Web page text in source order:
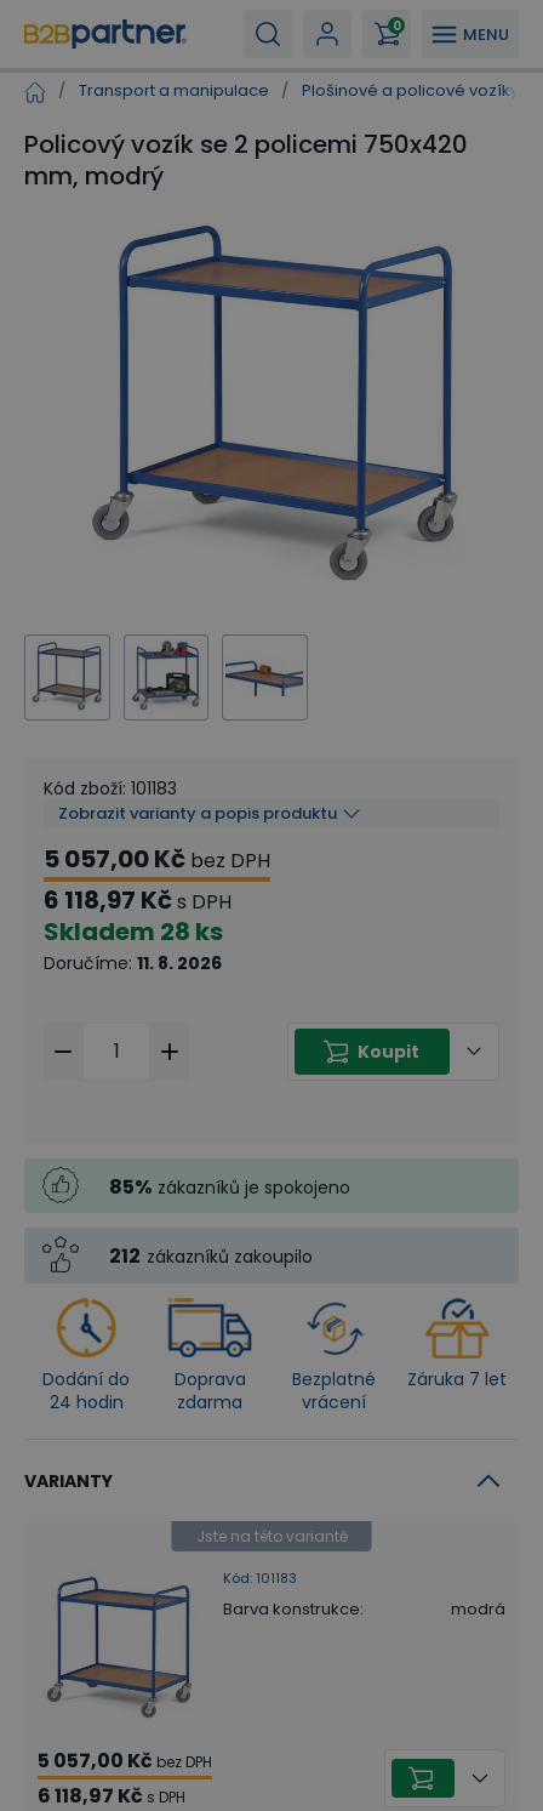
MENU
0
/ Transport a manipulace / Plošinové a policové vozíky
Policový vozík se 2 policemi 750x420
mm, modrý
Kód zboží: 101183
Zobrazit varianty a popis produktu
5 057,00 Kč bez DPH
6 118,97 Kčs DPH
Skladem 28 ks
Doručíme: 11. 8. 2026
Koupit
85% zákazníků je spokojeno
212 zákazníků zakoupilo
Dodání do
24 hodin
Doprava
zdarma
Bezplatné
vrácení
Záruka 7 let
VARIANTY
Kód: 101183
Jste na této variantě
Barva konstrukce: modrá
5 057,00 Kč bez DPH
6 118,97 Kč s DPH